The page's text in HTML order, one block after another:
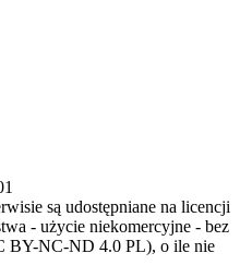
są udostępniane na licencji
- użycie niekomercyjne - bez
BY-NC-ND 4.0 PL), o ile nie